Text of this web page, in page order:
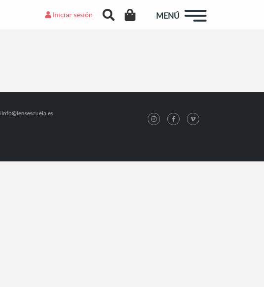
Iniciar sesión MENÚ
info@lensescuela.es